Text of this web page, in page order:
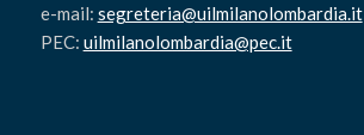
e-mail: segreteria@uilmilanolombardia.it
PEC: uilmilanolombardia@pec.it